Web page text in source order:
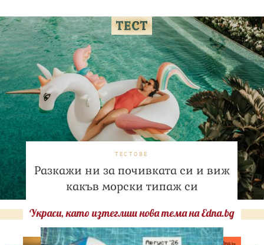
ТЕСТОВЕ
Разкажи ни за почивката си и виж
какъв морски типаж си
Украси, като изтеглиш нова тема на Edna.bg